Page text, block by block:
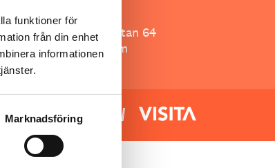
funktioner för
från din enhet
informationen
Marknadsföring
Besöksliv
Spoon, Brännkyrkagatan 64
118 23 Stockholm